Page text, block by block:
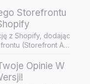
Storefrontu
z Shopify, dodając
(Storefront API
Opinie W